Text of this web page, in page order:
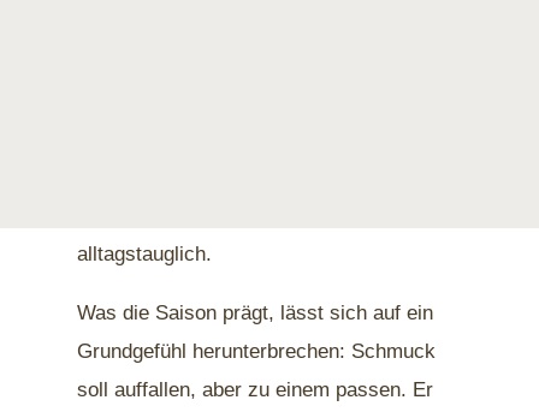
alltagstauglich.
Was die Saison prägt, lässt sich auf ein
Grundgefühl herunterbrechen: Schmuck
soll auffallen, aber zu einem passen. Er